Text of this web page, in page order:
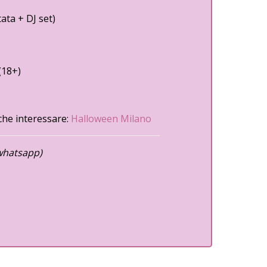
+ DJ set)
interessare: Halloween Milano